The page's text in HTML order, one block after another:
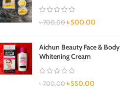
৳700.00 ৳500.00
Aichun Beauty Face & Body
Whitening Cream
৳700.00 ৳550.00